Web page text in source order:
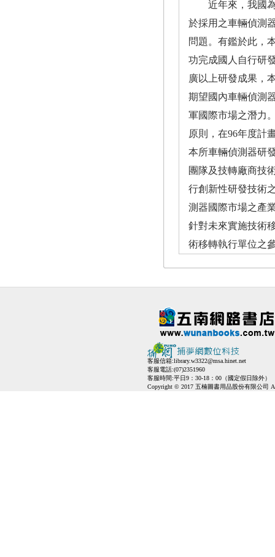
近年來，我國為
於採用之車輛偵測
問題。有鑑於此，
功完成國人自行研
廣以上研發成果，
期望國內車輛偵測
軍國際市場之潛力
原則，在96年度計
本所車輛偵測器研
團隊及技轉廠商技
行創新性研發技術
測器國際市場之產
針對未來實施技術
術移轉執行單位之
客服信箱:library.w3322@msa.hinet.net
客服電話:(07)2351960
客服時間:平日9：30-18：00（國定假日除外）
Copyright © 2017 五楠圖書用品股份有限公司